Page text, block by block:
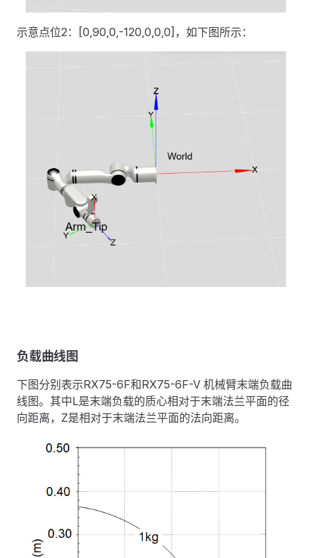
示意点位2：[0,90,0,-120,0,0,0]，如下图所示：
负载曲线图
下图分别表示RX75-6F和RX75-6F-V 机械臂末端负载曲
线图。其中L是末端负载的质心相对于末端法兰平面的径
向距离，Z是相对于末端法兰平面的法向距离。